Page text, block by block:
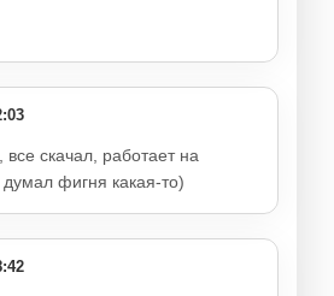
скачал, работает на
фигня какая-то)